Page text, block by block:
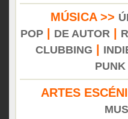
MÚSICA >>
POP| DE AUTOR
CLUBBING
PUNK
ARTES